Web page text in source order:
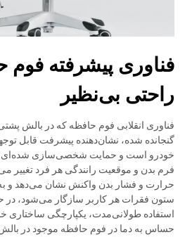
فناوری پیشرفته فوم
راحتی بی‌نظیر
فناوری انقلابی فوم حافظه که در بالش
گنجانده شده، نشان‌دهنده پیشرفت قابل
خودرو است و حمایت شخصی‌سازی شده‌ای
فرم بدن و موقعیت رانندگی هر فرد تغییر
حرارت و فشار بدن واکنش نشان می‌دهد و
ستون فقرات هر کاربر سازگار می‌شود، در
استفاده طولانی‌مدت، یکپارچگی ساختاری
حساس به دما در فوم حافظه موجود در